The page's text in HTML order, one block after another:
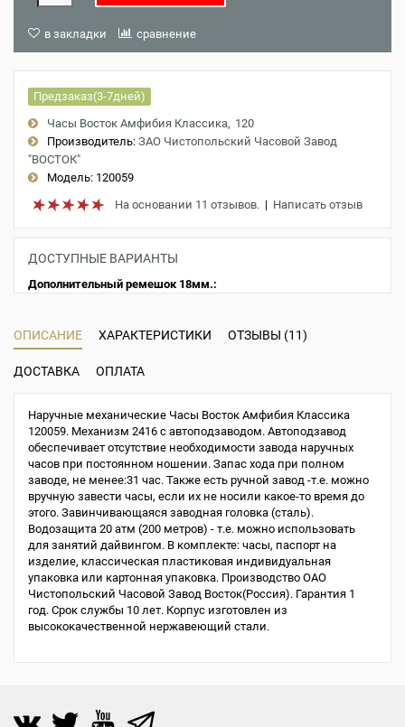
в закладки сравнение
Предзаказ(3-7дней)
Часы Восток Амфибия Классика 120
Производитель: ЗАО Чистопольский Часовой Завод
"ВОСТОК"
Модель: 120059
На основании 11 отзывов. | Написать отзыв
ДОСТУПНЫЕ ВАРИАНТЫ
Дополнительный ремешок 18мм.:
ОПИСАНИЕ ХАРАКТЕРИСТИКИ ОТЗЫВЫ (11)
ДОСТАВКА ОПЛАТА
Наручные механические Часы Восток Амфибия Классика
120059. Механизм 2416 с автоподзаводом. Автоподзавод
обеспечивает отсутствие необходимости завода наручных
часов при постоянном ношении. Запас хода при полном
заводе, не менее:31 час. Также есть ручной завод -т.е. можно
вручную завести часы, если их не носили какое-то время до
этого. Завинчивающаяся заводная головка (сталь).
Водозащита 20 атм (200 метров) - т.е. можно использовать
для занятий дайвингом. В комплекте: часы, паспорт на
изделие, классическая пластиковая индивидуальная
упаковка или картонная упаковка. Производство ОАО
Чистопольский Часовой Завод Восток(Россия). Гарантия 1
год. Срок службы 10 лет. Корпус изготовлен из
высококачественной нержавеющий стали.